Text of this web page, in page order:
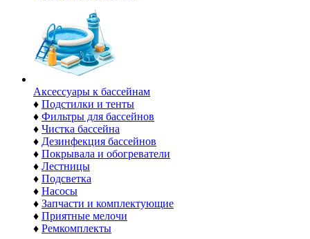
Аксессуары к бассейнам
♦ Подстилки и тенты
♦ Фильтры для бассейнов
♦ Чистка бассейна
♦ Дезинфекция бассейнов
♦ Покрывала и обогреватели
♦ Лестницы
♦ Подсветка
♦ Насосы
♦ Запчасти и комплектующие
♦ Приятные мелочи
♦ Ремкомплекты